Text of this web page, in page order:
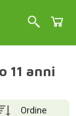
11 anni
Ordine